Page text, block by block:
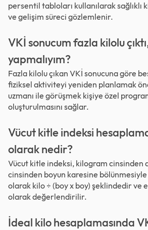
persentil tabloları kullanılarak sağlıklı
ve gelişim süreci gözlemlenir.
VKİ sonucum fazla kilolu
yapmalıyım?
Fazla kilolu çıkan VKİ sonucuna göre
fiziksel aktiviteyi yeniden planlamak
uzmanı ile görüşmek kişiye özel
oluşturulmasını sağlar.
Vücut kitle indeksi
olarak nedir?
Vücut kitle indeksi, kilogram cinsinden
cinsinden boyun karesine
olarak kilo ÷ (boy x boy) şeklindedir ve
olarak değerlendirilir.
İdeal kilo hesaplamasında